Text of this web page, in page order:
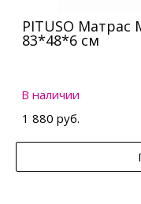
PITUSO Матрас
83*48*6 см
В наличии
1 880 руб.